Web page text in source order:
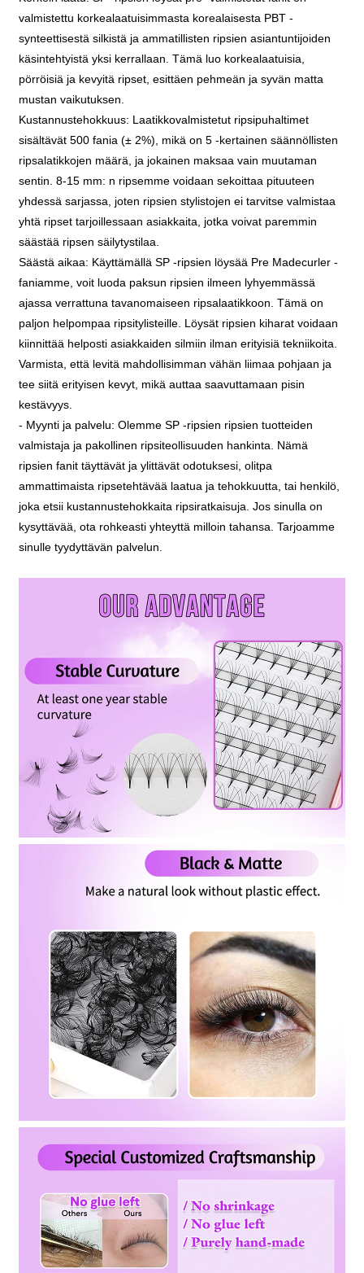
valmistettu korkealaatuisimmasta korealaisesta PBT -
synteettisestä silkistä ja ammatillisten ripsien asiantuntijoiden
käsintehtyistä yksi kerrallaan. Tämä luo korkealaatuisia,
pörröisiä ja kevyitä ripset, esittäen pehmeän ja syvän matta
mustan vaikutuksen.
Kustannustehokkuus: Laatikkovalmistetut ripsipuhaltimet
sisältävät 500 fania (± 2%), mikä on 5 -kertainen säännöllisten
ripsalatikkojen määrä, ja jokainen maksaa vain muutaman
sentin. 8-15 mm: n ripsemme voidaan sekoittaa pituuteen
yhdessä sarjassa, joten ripsien stylistojen ei tarvitse valmistaa
yhtä ripset tarjoillessaan asiakkaita, jotka voivat paremmin
säästää ripsen säilytystilaa.
Säästä aikaa: Käyttämällä SP -ripsien löysää Pre Madecurler -
faniamme, voit luoda paksun ripsien ilmeen lyhyemmässä
ajassa verrattuna tavanomaiseen ripsalaatikkoon. Tämä on
paljon helpompaa ripsitylisteille. Löysät ripsien kiharat voidaan
kiinnittää helposti asiakkaiden silmiin ilman erityisiä tekniikoita.
Varmista, että levitä mahdollisimman vähän liimaa pohjaan ja
tee siitä erityisen kevyt, mikä auttaa saavuttamaan pisin
kestävyys.
- Myynti ja palvelu: Olemme SP -ripsien ripsien tuotteiden
valmistaja ja pakollinen ripsiteollisuuden hankinta. Nämä
ripsien fanit täyttävät ja ylittävät odotuksesi, olitpa
ammattimaista ripsetehtävää laatua ja tehokkuutta, tai henkilö,
joka etsii kustannustehokkaita ripsiratkaisuja. Jos sinulla on
kysyttävää, ota rohkeasti yhteyttä milloin tahansa. Tarjoamme
sinulle tyydyttävän palvelun.